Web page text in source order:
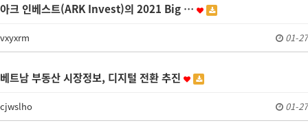
아크 인베스트(ARK Invest)의 2021 Big …
vxyxrm 01-27
베트남 부동산 시장정보, 디지털 전환 추진
cjwslho 01-27